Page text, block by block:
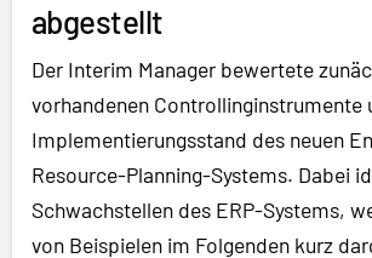
abgestellt
Der Interim Manager bewertete
vorhandenen Controllinginstrumente
Implementierungsstand des neuen
Resource-Planning-Systems. Dabei
Schwachstellen des ERP-Systems,
von Beispielen im Folgenden kurz